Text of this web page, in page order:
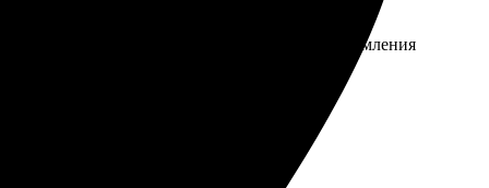
яркие, всё выглядит идеально. Процесс оформления